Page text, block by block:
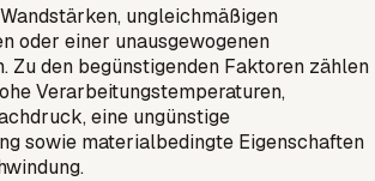
ungleichmäßigen
oder einer unausgewogenen
Zu den begünstigenden Faktoren zählen
Verarbeitungstemperaturen,
eine ungünstige
sowie materialbedingte Eigenschaften